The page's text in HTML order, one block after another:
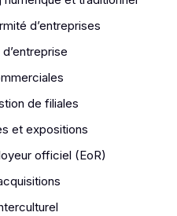
d’entreprises
de filiales
et expositions
officiel (EoR)